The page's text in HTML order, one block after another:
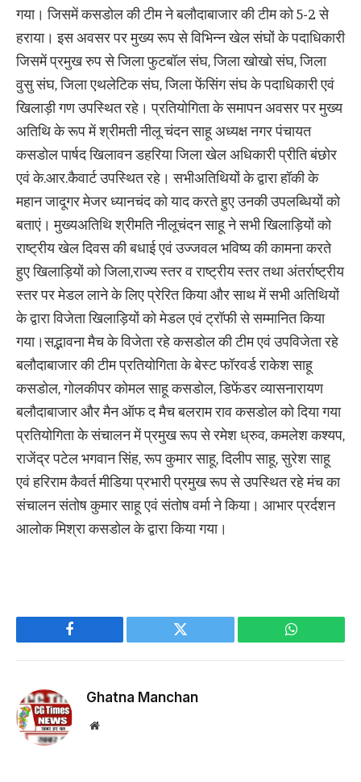
गया। जिसमें कसडोल की टीम ने बलौदाबाजार की टीम को 5-2 से
हराया। इस अवसर पर मुख्य रूप से विभिन्न खेल संघों के पदाधिकारी
जिसमें प्रमुख रुप से जिला फुटबॉल संघ, जिला खोखो संघ, जिला
वुसु संघ, जिला एथलेटिक संघ, जिला फेंसिंग संघ के पदाधिकारी एवं
खिलाड़ी गण उपस्थित रहे। प्रतियोगिता के समापन अवसर पर मुख्य
अतिथि के रूप में श्रीमती नीलू चंदन साहू अध्यक्ष नगर पंचायत
कसडोल पार्षद खिलावन डहरिया जिला खेल अधिकारी प्रीति बंछोर
एवं के.आर.कैवार्ट उपस्थित रहे। सभीअतिथियों के द्वारा हॉकी के
महान जादूगर मेजर ध्यानचंद को याद करते हुए उनकी उपलब्धियों को
बताएं। मुख्यअतिथि श्रीमति नीलूचंदन साहू ने सभी खिलाड़ियों को
राष्ट्रीय खेल दिवस की बधाई एवं उज्जवल भविष्य की कामना करते
हुए खिलाड़ियों को जिला,राज्य स्तर व राष्ट्रीय स्तर तथा अंतर्राष्ट्रीय
स्तर पर मेडल लाने के लिए प्रेरित किया और साथ में सभी अतिथियों
के द्वारा विजेता खिलाड़ियों को मेडल एवं ट्रॉफी से सम्मानित किया
गया।सद्भावना मैच के विजेता रहे कसडोल की टीम एवं उपविजेता रहे
बलौदाबाजार की टीम प्रतियोगिता के बेस्ट फॉरवर्ड राकेश साहू
कसडोल, गोलकीपर कोमल साहू कसडोल, डिफेंडर व्यासनारायण
बलौदाबाजार और मैन ऑफ द मैच बलराम राव कसडोल को दिया गया
प्रतियोगिता के संचालन में प्रमुख रूप से रमेश ध्रुव, कमलेश कश्यप,
राजेंद्र पटेल भगवान सिंह, रूप कुमार साहू, दिलीप साहू, सुरेश साहू
एवं हरिराम कैवर्त मीडिया प्रभारी प्रमुख रूप से उपस्थित रहे मंच का
संचालन संतोष कुमार साहू एवं संतोष वर्मा ने किया। आभार प्रर्दशन
आलोक मिश्रा कसडोल के द्वारा किया गया।
Facebook Twitter WhatsApp
Ghatna Manchan
Website